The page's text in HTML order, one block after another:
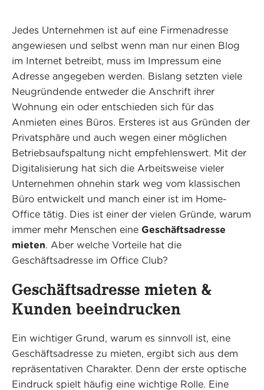
Jedes Unternehmen ist auf eine Firmenadresse
angewiesen und selbst wenn man nur einen Blog
im Internet betreibt, muss im Impressum eine
Adresse angegeben werden. Bislang setzten viele
Neugründende entweder die Anschrift ihrer
Wohnung ein oder entschieden sich für das
Anmieten eines Büros. Ersteres ist aus Gründen der
Privatsphäre und auch wegen einer möglichen
Betriebsaufspaltung nicht empfehlenswert. Mit der
Digitalisierung hat sich die Arbeitsweise vieler
Unternehmen ohnehin stark weg vom klassischen
Büro entwickelt und manch einer ist im Home-
Office tätig. Dies ist einer der vielen Gründe, warum
immer mehr Menschen eine Geschäftsadresse
mieten. Aber welche Vorteile hat die
Geschäftsadresse im Office Club?
Geschäftsadresse mieten &
Kunden beeindrucken
Ein wichtiger Grund, warum es sinnvoll ist, eine
Geschäftsadresse zu mieten, ergibt sich aus dem
repräsentativen Charakter. Denn der erste optische
Eindruck spielt häufig eine wichtige Rolle. Eine